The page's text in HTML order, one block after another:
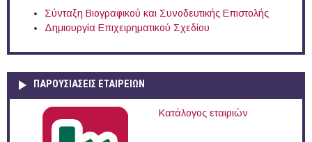
Σύνταξη Βιογραφικού και Συνοδευτικής Επιστολής
Δημιουργία Επιχειρηματικού Σχεδίου
ΠΑΡΟΥΣΙΆΣΕΙΣ ΕΤΑΙΡΕΙΏΝ
Κατάλογος εταιριών